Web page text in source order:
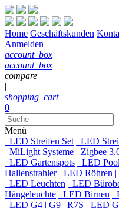
Home Geschäftskunden
Anmelden
account_box
account_box
compare
|
shopping_cart
0
Menü
LED Streifen Set
LED
MiLight Systeme
Zigbee
LED Gartenspots
LED
Hallenstrahler
LED Röhren |
LED Leuchten
LED
Hängeleuchte
LED Birnen
LED G4 | G9 | R7S
LED